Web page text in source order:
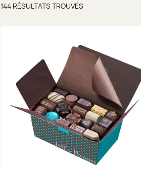
Résultats trouvés
144 RÉSULTATS TROUVÉS